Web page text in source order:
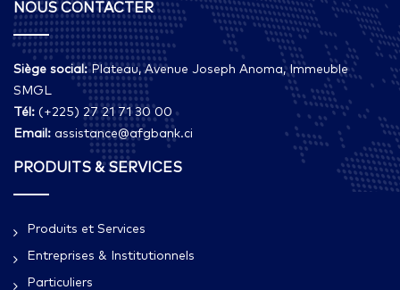
NOUS CONTACTER
Siège social:Plateau, Avenue Joseph Anoma, Immeuble
SMGL
Tél: (+225) 27 21 71 30 00
Email: assistance@afgbank.ci
PRODUITS & SERVICES
Produits et Services
Entreprises & Institutionnels
Particuliers